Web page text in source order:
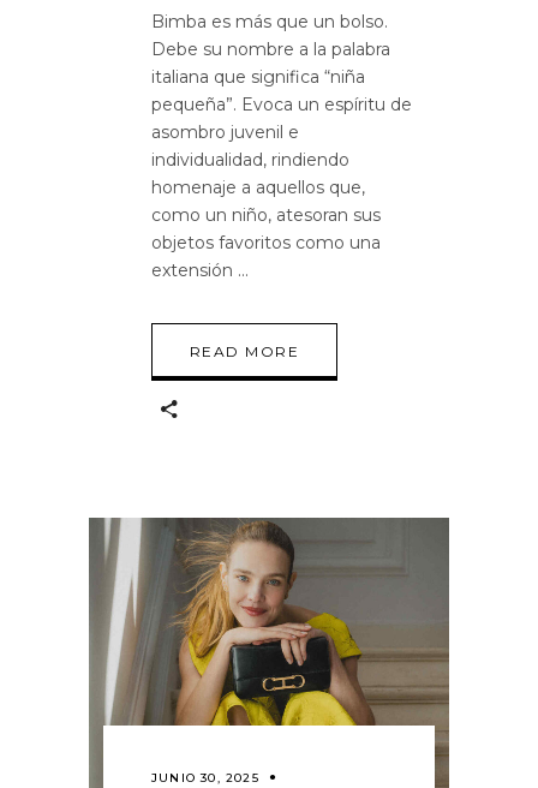
Bimba es más que un bolso.
Debe su nombre a la palabra
italiana que significa “niña
pequeña”. Evoca un espíritu de
asombro juvenil e
individualidad, rindiendo
homenaje a aquellos que,
como un niño, atesoran sus
objetos favoritos como una
extensión
READ MORE
JUNIO 30, 2025